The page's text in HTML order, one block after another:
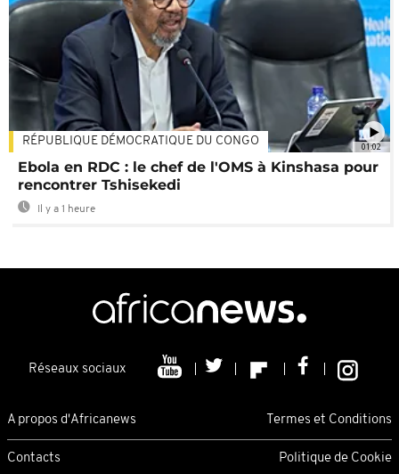
01:02
RÉPUBLIQUE DÉMOCRATIQUE DU CONGO
Ebola en RDC : le chef de l'OMS à Kinshasa pour
rencontrer Tshisekedi
Il y a 1 heure
Réseaux sociaux
A propos d'Africanews Termes et Conditions
Contacts Politique de Cookie